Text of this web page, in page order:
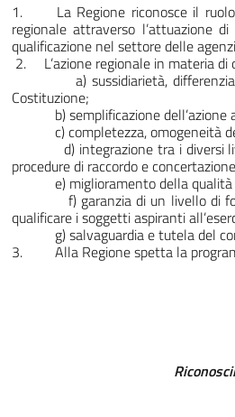
1. La Regione riconosce il ruolo
regionale attraverso l’attuazione
qualificazione nel settore delle
2. L’azione regionale in materia di
a) sussidiarietà,
Costituzione;
b) semplificazione dell’azione
c) completezza, omogeneità
d) integrazione tra i diversi
procedure di raccordo e
e) miglioramento della qualità
f) garanzia di un livello di
qualificare i soggetti aspiranti
g) salvaguardia e tutela del
3. Alla Regione spetta la